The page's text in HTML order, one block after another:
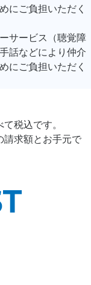
にご負担いただく
サービス（聴覚障
話などにより仲介
にご負担いただく
税込です。
請求額とお手元で